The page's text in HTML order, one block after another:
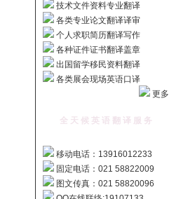
技术文件资料专业翻译
各类专业论文翻译译审
个人求职简历翻译写作
各种证件证书翻译盖章
出国留学移民资料翻译
各类展会现场英语口译
更多
全 天 候 英 语 翻 译 服 务
移动电话：13916012233
固定电话：021 58822009
图文传真：021 58820096